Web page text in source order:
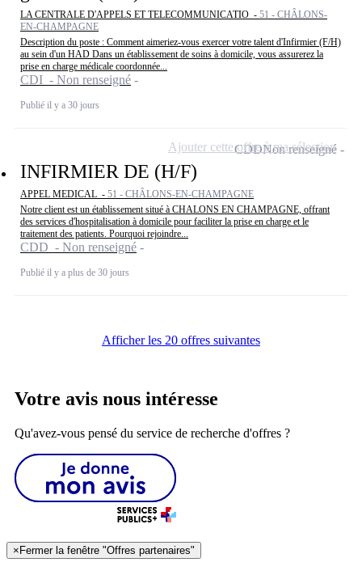
LA CENTRALE D'APPELS ET TELECOMMUNICATIO - 51 - CHÂLONS-
EN-CHAMPAGNE
Description du poste : Comment aimeriez-vous exercer votre talent d'Infirmier (F/H)
au sein d'un HAD Dans un établissement de soins à domicile, vous assurerez la
prise en charge médicale coordonnée...
CDI - Non renseigné
Publié il y a 30 jours
INFIRMIER DE (H/F)
APPEL MEDICAL - 51 - CHÂLONS-EN-CHAMPAGNE
Notre client est un établissement situé à CHALONS EN CHAMPAGNE, offrant
des services d'hospitalisation à domicile pour faciliter la prise en charge et le
traitement des patients. Pourquoi rejoindre...
CDD - Non renseigné
Publié il y a plus de 30 jours
CDDNon renseigné
Ajouter cette offre à ma sélection
Afficher les 20 offres suivantes
Votre avis nous intéresse
Qu'avez-vous pensé du service de recherche d'offres ?
×Fermer la fenêtre "Offres partenaires"